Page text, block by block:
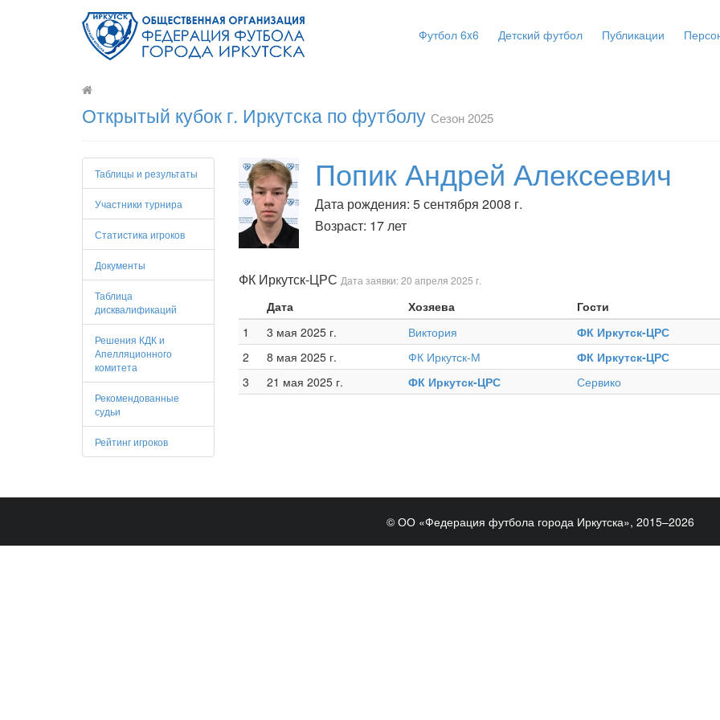
Футбол 6x6 Детский футбол Публикации
Открытый кубок г. Иркутска по футболу Сезон 2025
Таблицы и результаты
Участники турнира
Статистика игроков
Документы
Таблица
дисквалификаций
Решения КДК и
Апелляционного
комитета
Рекомендованные
судьи
Рейтинг игроков
Попик Андрей Алексеевич
Дата рождения: 5 сентября 2008 г.
Возраст: 17 лет
ФК Иркутск-ЦРС Дата заявки: 20 апреля 2025 г.
Дата Хозяева Гости
1
3 мая 2025 г. Виктория ФК Иркутск-ЦРС
2
8 мая 2025 г. ФК Иркутск-М ФК Иркутск-ЦРС
3
21 мая 2025 г. ФК Иркутск-ЦРС Сервико
© ОО «Федерация футбола города Иркутска», 2015–2026